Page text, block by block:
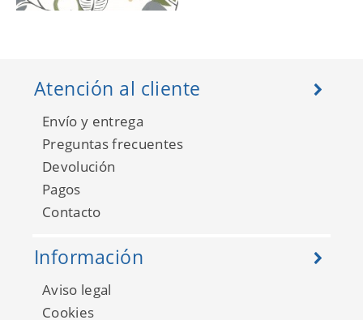
Hannah FD25123
Atención al cliente
Envío y entrega
Preguntas frecuentes
Devolución
Pagos
Contacto
Información
Aviso legal
Cookies